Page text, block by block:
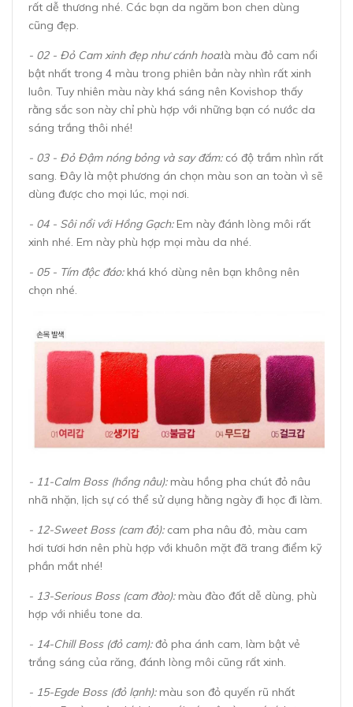
rất dễ thương nhé. Các bạn da ngăm bon chen dùng
cũng đẹp.
- 02 - Đỏ Cam xinh đẹp như cánh hoa:là màu đỏ cam nổi
bật nhất trong 4 màu trong phiên bản này nhìn rất xinh
luôn. Tuy nhiên màu này khá sáng nên Kovishop thấy
rằng sắc son này chỉ phù hợp với những bạn có nước da
sáng trắng thôi nhé!
- 03 - Đỏ Đậm nóng bỏng và say đắm:có độ trầm nhìn rất
sang. Đây là một phương án chọn màu son an toàn vì sẽ
dùng được cho mọi lúc, mọi nơi.
- 04 - Sôi nổi với Hồng Gạch:Em này đánh lòng môi rất
xinh nhé. Em này phù hợp mọi màu da nhé.
- 05 - Tím độc đáo:khá khó dùng nên bạn không nên
chọn nhé.
- 11-Calm Boss (hồng nâu):màu hồng pha chút đỏ nâu
nhã nhặn, lịch sự có thể sử dụng hằng ngày đi học đi làm.
- 12-Sweet Boss (cam đỏ): cam pha nâu đỏ, màu cam
hơi tươi hơn nên phù hợp với khuôn mặt đã trang điểm kỹ
phần mắt nhé!
- 13-Serious Boss (cam đào): màu đào đất dễ dùng, phù
hợp với nhiều tone da.
- 14-Chill Boss (đỏ cam):đỏ pha ánh cam, làm bật vẻ
trắng sáng của răng, đánh lòng môi cũng rất xinh.
- 15-Egde Boss (đỏ lạnh):màu son đỏ quyến rũ nhất